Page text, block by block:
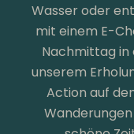
Wasser oder
mit einem E-
Nachmittag in
unserem
Action auf